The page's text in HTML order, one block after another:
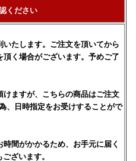
ください
たします。ご注文を頂いてから
く場合がございます。予めご了
ますが、こちらの商品はご注文
、日時指定をお受けすることがで
間がかかるため、お手元に届く
ざいます。